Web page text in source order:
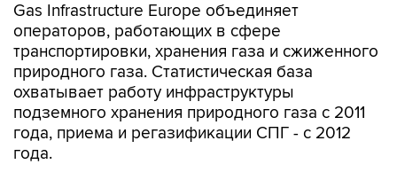
Gas Infrastructure Europe объединяет
операторов, работающих в сфере
транспортировки, хранения газа и сжиженного
природного газа. Статистическая база
охватывает работу инфраструктуры
подземного хранения природного газа с 2011
года, приема и регазификации СПГ - с 2012
года.